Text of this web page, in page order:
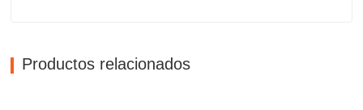
Productos relacionados